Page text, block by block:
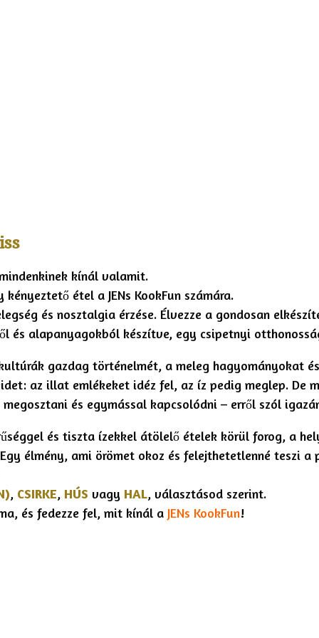
kínál valamit.
étel a JENs KookFun számára.
és nosztalgia érzése. Élvezze a gondosan
és alapanyagokból készítve, egy csipetnyi
gazdag történelmét, a meleg hagyományokat
az illat emlékeket idéz fel, az íz pedig meglep. De
megosztani és egymással kapcsolódni – erről szól
és tiszta ízekkel átölelő ételek körül forog, a
élmény, ami örömet okoz és felejthetetlenné teszi
, CSIRKE, HÚS vagy HAL, választásod szerint.
és fedezze fel, mit kínál a JENs KookFun!